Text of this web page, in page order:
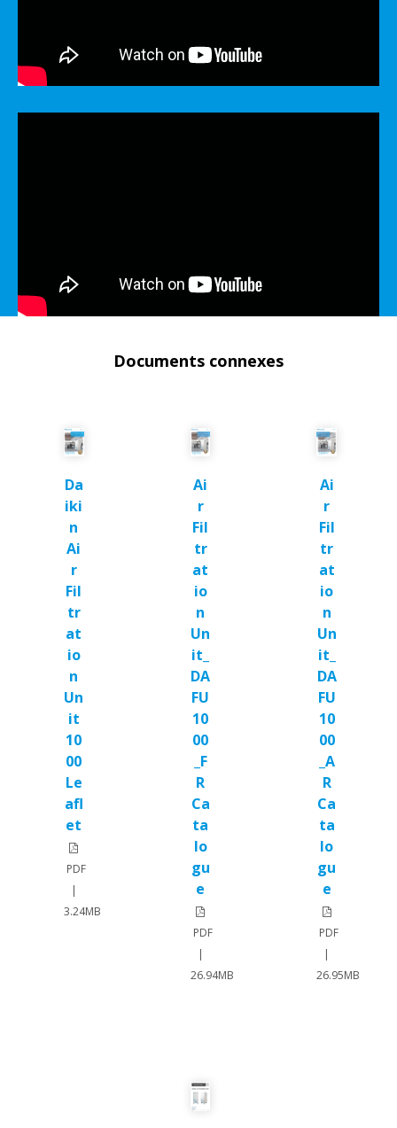
Documents connexes
Da
iki
n
Ai
r
Fil
tr
at
io
n
Un
it
10
00
Le
afl
et
PDF
|
3.24MB
Ai
r
Fil
tr
at
io
n
Un
it_
DA
FU
10
00
_F
R
Ca
ta
lo
gu
e
PDF
|
26.94MB
Ai
r
Fil
tr
at
io
n
Un
it_
DA
FU
10
00
_A
R
Ca
ta
lo
gu
e
PDF
|
26.95MB